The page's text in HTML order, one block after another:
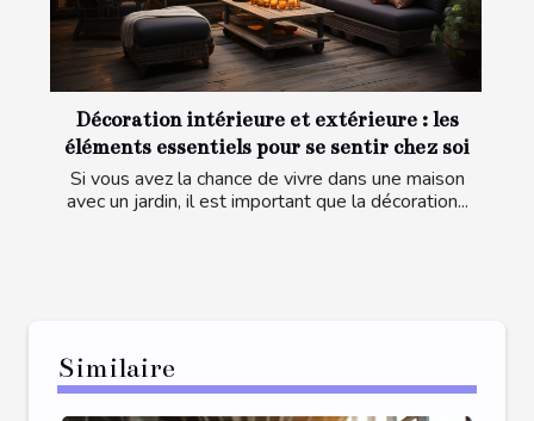
Décoration intérieure et extérieure : les
éléments essentiels pour se sentir chez soi
Si vous avez la chance de vivre dans une maison
avec un jardin, il est important que la décoration...
Similaire